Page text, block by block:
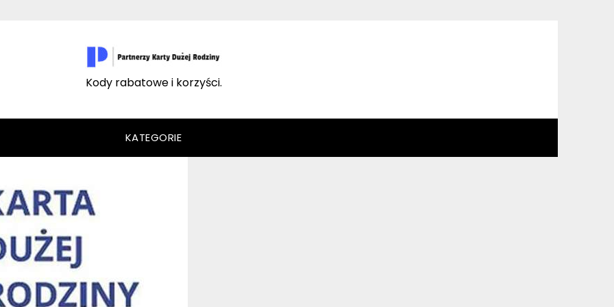
Kody rabatowe i korzyści.
KATEGORIE